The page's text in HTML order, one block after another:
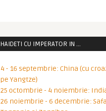
HAIDETI CU IMPERATOR IN …
4 - 16 septembrie: China (cu
pe Yangtze)
25 octombrie - 4 noiembrie:
26 noiembrie - 6 decembrie: